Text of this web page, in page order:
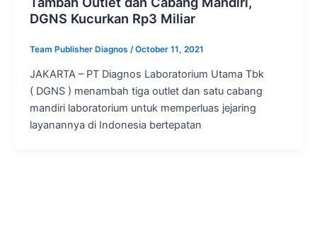
DGNS Kucurkan Rp3 Miliar
Team Publisher Diagnos /October 11, 2021
JAKARTA – PT Diagnos Laboratorium Utama Tbk
( DGNS ) menambah tiga outlet dan satu cabang
mandiri laboratorium untuk memperluas jejaring
layanannya di Indonesia bertepatan